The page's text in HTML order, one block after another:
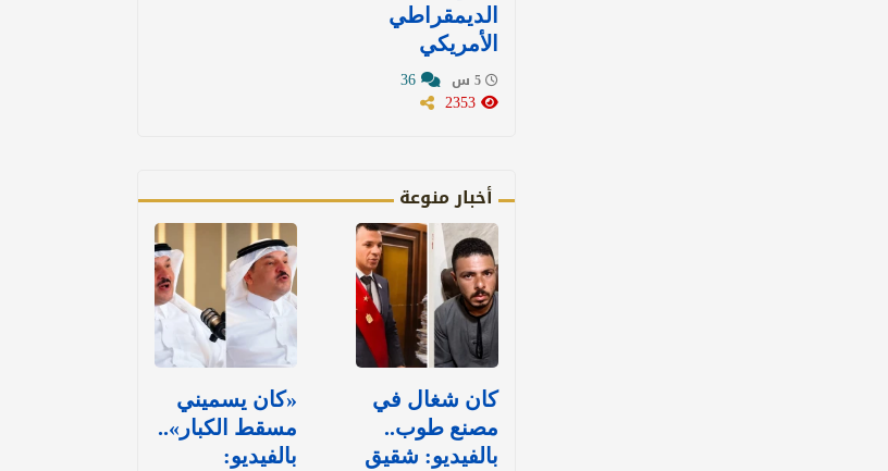
الديمقراطي
الأمريكي
أخبار منوعة
كان شغال في
مصنع طوب..
بالفيديو: شقيق
«كان يسميني
مسقط الكبار»..
بالفيديو: